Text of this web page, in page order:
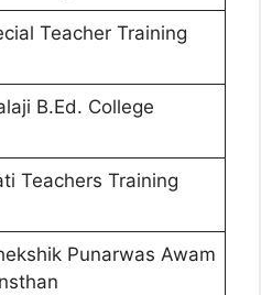
Teacher Training
B.Ed. College
Teachers Training
Punarwas Awam